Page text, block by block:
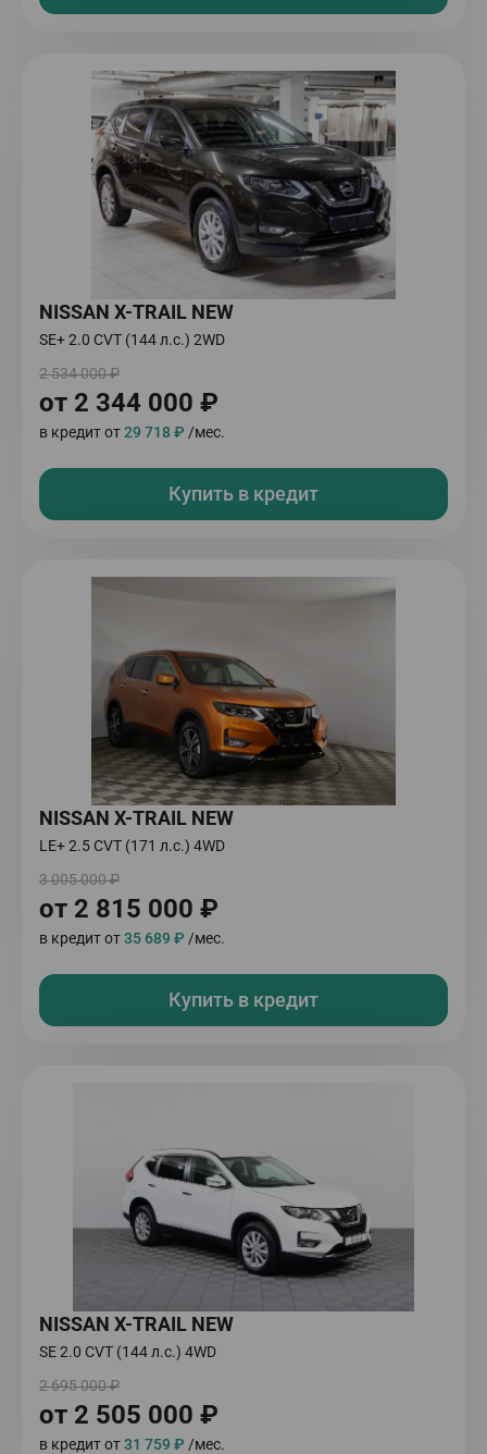
NISSAN X-TRAIL NEW
SE+ 2.0 CVT (144 л.с.) 2WD
2 534 000 ₽
от 2 344 000 ₽
в кредит от29 718 ₽ /мес.
Купить в кредит
NISSAN X-TRAIL NEW
LE+ 2.5 CVT (171 л.с.) 4WD
3 005 000 ₽
от 2 815 000 ₽
в кредит от35 689 ₽ /мес.
Купить в кредит
NISSAN X-TRAIL NEW
SE 2.0 CVT (144 л.с.) 4WD
2 695 000 ₽
от 2 505 000 ₽
в кредит от31 759 ₽ /мес.